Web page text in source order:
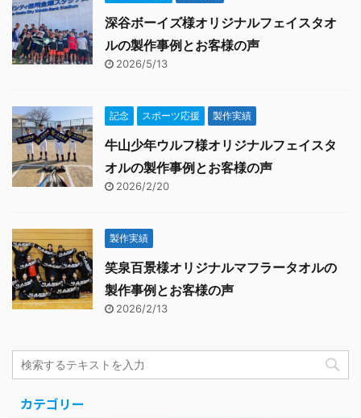
深谷ボーイズ様オリジナルフェイスタオ
ルの製作事例とお客様の声
2026/5/13
記念 スポーツ応援 製作実績
牛山少年ウルフ様オリジナルフェイスタ
オルの製作事例とお客様の声
2026/2/20
製作実績
笑泉百景様オリジナルマフラータオルの
製作事例とお客様の声
2026/2/13
カテゴリー